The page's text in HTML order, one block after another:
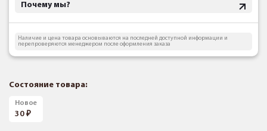
Почему мы?
Наличие и цена товара основываются на последней доступной информации и
перепроверяются менеджером после оформления заказа
Состояние товара:
Новое
30